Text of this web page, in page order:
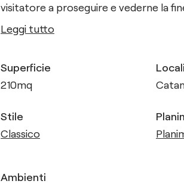
visitatore a proseguire e vederne la
Leggi tutto
Superficie
210mq
Stile
Classico
Ambienti